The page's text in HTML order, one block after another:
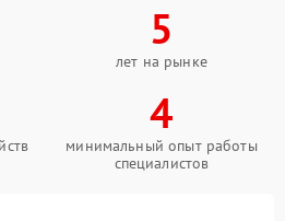
5
лет на рынке
4
минимальный опыт работы
специалистов